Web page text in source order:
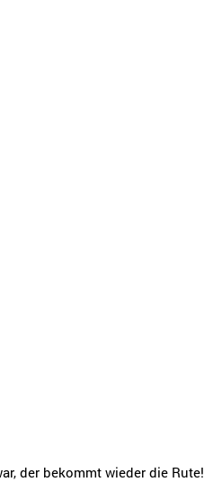
der bekommt wieder die Rute!